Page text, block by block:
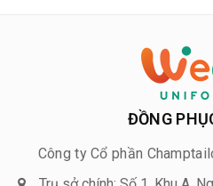
ĐỒNG
Công ty Cổ phần